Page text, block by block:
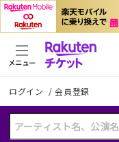
ログイン /会員登録
メニュー